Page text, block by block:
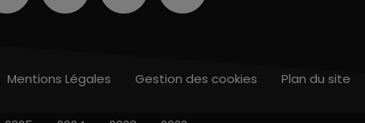
Mentions Légales Gestion des cookies Plan du site